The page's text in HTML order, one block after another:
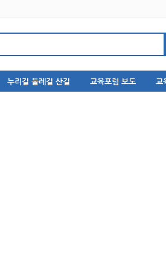
누리길 둘레길 산길 교육포럼 보도 교